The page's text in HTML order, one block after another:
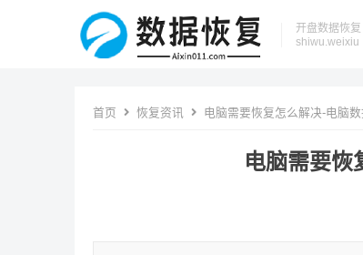
开盘数据恢复
shiwu.weixiu
首页 恢复资讯 电脑需要恢复怎么解决-电脑
电脑需要恢